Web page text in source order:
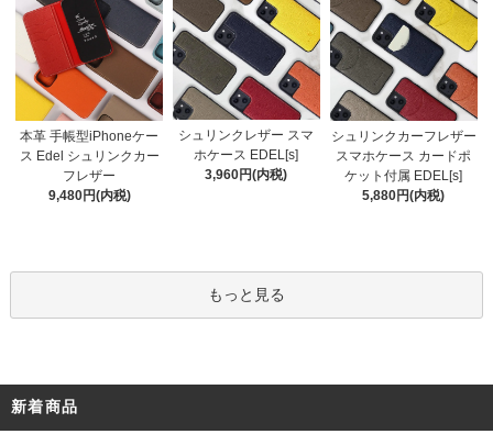
本革 手帳型iPhoneケー
ス Edel シュリンクカー
フレザー
9,480円(内税)
シュリンクレザー スマ
ホケース EDEL[s]
3,960円(内税)
シュリンクカーフレザー
スマホケース カードポ
ケット付属 EDEL[s]
5,880円(内税)
もっと見る
新着商品